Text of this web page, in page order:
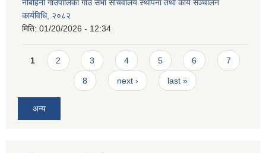
नौबहिनी गाउँपालिका गाउँ सभा सचिवालय स्थापना तथा कार्य सञ्चालन
कार्यविधि, २०८२
मिति: 01/20/2026 - 12:34
Pages
1 2 3 4 5 6 7
8 next › last »
अन्य